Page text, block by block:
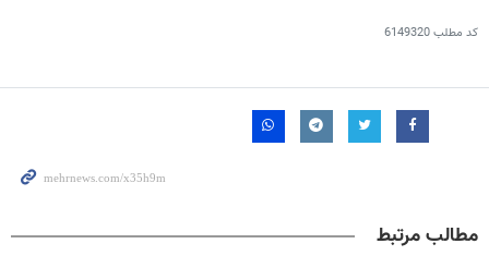
کد مطلب6149320
مطالب مرتبط